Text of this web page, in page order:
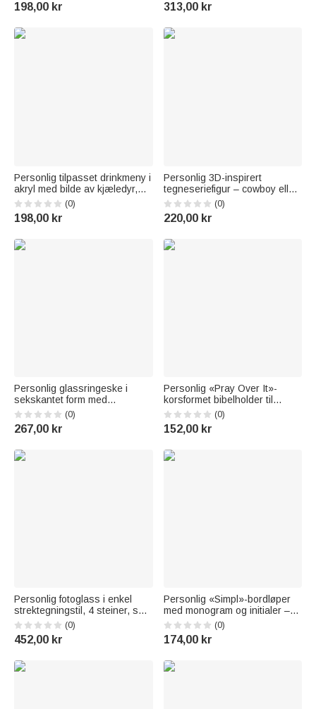
som gave til bakst, skolestart
jenter
198,00 kr
gårdsplass eller gravsted,
313,00 kr
Personlig tilpasset drinkmeny i
akryl med bilde av kjæledyr,
tittel og cocktailoppskrifter –
borddekorasjon og
bryllupsfestgave til par og
(0)
198,00 kr
Personlig 3D-inspirert
tegneseriefigur – cowboy eller
cowgirl – mykt pledd med
navn, interiørdekorasjon og
bursdagsgave til barn
(0)
220,00 kr
Personlig glassringeske i
sekskantet form med
blomstermønster, initialer og
mosedekor – perfekt som
bryllupsgave,
forlovelsesgave til par
(0)
267,00 kr
Personlig «Pray Over It»-
korsformet bibelholder til
mobiltelefon med navn –
skrivebordsdekorasjon til
daglig bruk, bursdagsgave til
(0)
152,00 kr
Personlig fotoglass i enkel
strektegningstil, 4 steiner, sett
i trekasse med tekst – gave til
menn til Valentinsdag, bursdag
eller jubileum
(0)
452,00 kr
Personlig «Simpl»-bordløper
med monogram og initialer –
«Cheers», med navn og dato
– bryllups- og jubileumsgave til
paret
(0)
174,00 kr